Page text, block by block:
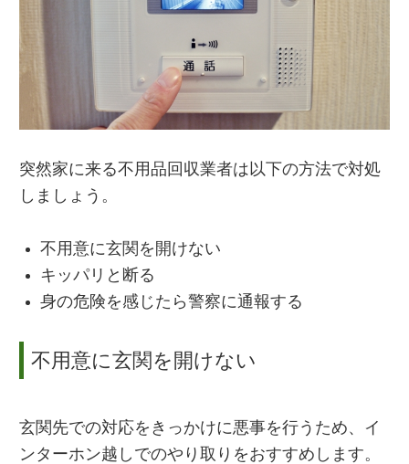
突然家に来る不用品回収業者は以下の方法で対処
しましょう。
不用意に玄関を開けない
キッパリと断る
身の危険を感じたら警察に通報する
不用意に玄関を開けない
玄関先での対応をきっかけに悪事を行うため、イ
ンターホン越しでのやり取りをおすすめします。